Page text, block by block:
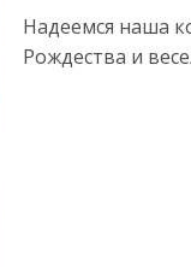
Надеемся наша
Рождества и